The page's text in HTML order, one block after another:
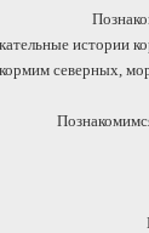
истории
северных,